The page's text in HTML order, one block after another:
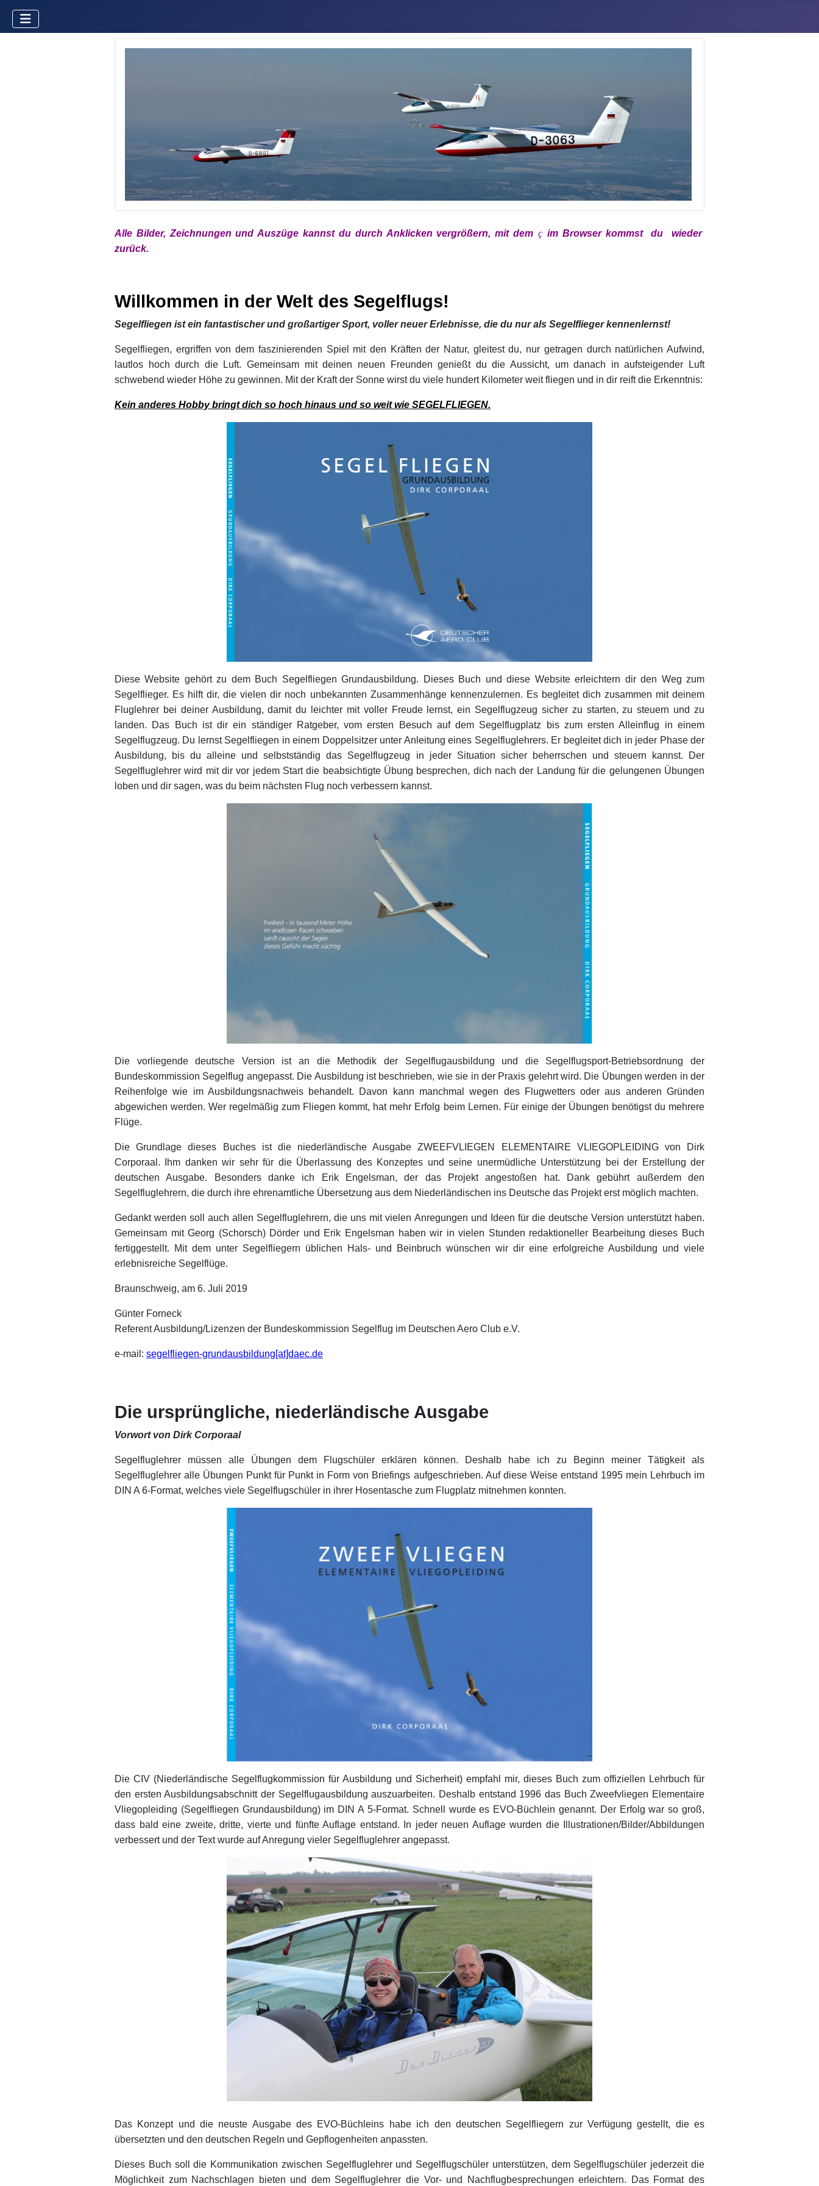
Alle Bilder, Zeichnungen und Auszüge kannst du durch Anklicken vergrößern, mit dem xç xim Browser kommst du wieder
zurück.
Willkommen in der Welt des Segelflugs!
Segelfliegen ist ein fantastischer und großartiger Sport, voller neuer Erlebnisse, die du nur als Segelflieger kennenlernst!
Segelfliegen, ergriffen von dem faszinierenden Spiel mit den Kräften der Natur, gleitest du, nur getragen durch natürlichen Aufwind,
lautlos hoch durch die Luft. Gemeinsam mit deinen neuen Freunden genießt du die Aussicht, um danach in aufsteigender Luft
schwebend wieder Höhe zu gewinnen. Mit der Kraft der Sonne wirst du viele hundert Kilometer weit fliegen und in dir reift die Erkenntnis:
Kein anderes Hobby bringt dich so hoch hinaus und so weit wie SEGELFLIEGEN.
Diese Website gehört zu dem Buch Segelfliegen Grundausbildung. Dieses Buch und diese Website erleichtern dir den Weg zum
Segelflieger. Es hilft dir, die vielen dir noch unbekannten Zusammenhänge kennenzulernen. Es begleitet dich zusammen mit deinem
Fluglehrer bei deiner Ausbildung, damit du leichter mit voller Freude lernst, ein Segelflugzeug sicher zu starten, zu steuern und zu
landen. Das Buch ist dir ein ständiger Ratgeber, vom ersten Besuch auf dem Segelflugplatz bis zum ersten Alleinflug in einem
Segelflugzeug. Du lernst Segelfliegen in einem Doppelsitzer unter Anleitung eines Segelfluglehrers. Er begleitet dich in jeder Phase der
Ausbildung, bis du alleine und selbstständig das Segelflugzeug in jeder Situation sicher beherrschen und steuern kannst. Der
Segelfluglehrer wird mit dir vor jedem Start die beabsichtigte Übung besprechen, dich nach der Landung für die gelungenen Übungen
loben und dir sagen, was du beim nächsten Flug noch verbessern kannst.
Die vorliegende deutsche Version ist an die Methodik der Segelflugausbildung und die Segelflugsport-Betriebsordnung der
Bundeskommission Segelflug angepasst. Die Ausbildung ist beschrieben, wie sie in der Praxis gelehrt wird. Die Übungen werden in der
Reihenfolge wie im Ausbildungsnachweis behandelt. Davon kann manchmal wegen des Flugwetters oder aus anderen Gründen
abgewichen werden. Wer regelmäßig zum Fliegen kommt, hat mehr Erfolg beim Lernen. Für einige der Übungen benötigst du mehrere
Flüge.
Die Grundlage dieses Buches ist die niederländische Ausgabe ZWEEFVLIEGEN ELEMENTAIRE VLIEGOPLEIDING von Dirk
Corporaal. Ihm danken wir sehr für die Überlassung des Konzeptes und seine unermüdliche Unterstützung bei der Erstellung der
deutschen Ausgabe. Besonders danke ich Erik Engelsman, der das Projekt angestoßen hat. Dank gebührt außerdem den
Segelfluglehrern, die durch ihre ehrenamtliche Übersetzung aus dem Niederländischen ins Deutsche das Projekt erst möglich machten.
Gedankt werden soll auch allen Segelfluglehrern, die uns mit vielen Anregungen und Ideen für die deutsche Version unterstützt haben.
Gemeinsam mit Georg (Schorsch) Dörder und Erik Engelsman haben wir in vielen Stunden redaktioneller Bearbeitung dieses Buch
fertiggestellt. Mit dem unter Segelfliegern üblichen Hals- und Beinbruch wünschen wir dir eine erfolgreiche Ausbildung und viele
erlebnisreiche Segelflüge.
Braunschweig, am 6. Juli 2019
Günter Forneck
Referent Ausbildung/Lizenzen der Bundeskommission Segelflug im Deutschen Aero Club e.V.
e-mail: segelfliegen-grundausbildung[at]daec.de
Die ursprüngliche, niederländische Ausgabe
Vorwort von Dirk Corporaal
Segelfluglehrer müssen alle Übungen dem Flugschüler erklären können. Deshalb habe ich zu Beginn meiner Tätigkeit als
Segelfluglehrer alle Übungen Punkt für Punkt in Form von Briefings aufgeschrieben. Auf diese Weise entstand 1995 mein Lehrbuch im
DIN A 6-Format, welches viele Segelflugschüler in ihrer Hosentasche zum Flugplatz mitnehmen konnten.
Die CIV (Niederländische Segelflugkommission für Ausbildung und Sicherheit) empfahl mir, dieses Buch zum offiziellen Lehrbuch für
den ersten Ausbildungsabschnitt der Segelflugausbildung auszuarbeiten. Deshalb entstand 1996 das Buch Zweefvliegen Elementaire
Vliegopleiding (Segelfliegen Grundausbildung) im DIN A 5-Format. Schnell wurde es EVO-Büchlein genannt. Der Erfolg war so groß,
dass bald eine zweite, dritte, vierte und fünfte Auflage entstand. In jeder neuen Auflage wurden die Illustrationen/Bilder/Abbildungen
verbessert und der Text wurde auf Anregung vieler Segelfluglehrer angepasst.
Das Konzept und die neuste Ausgabe des EVO-Büchleins habe ich den deutschen Segelfliegern zur Verfügung gestellt, die es
übersetzten und den deutschen Regeln und Gepflogenheiten anpassten.
Dieses Buch soll die Kommunikation zwischen Segelfluglehrer und Segelflugschüler unterstützen, dem Segelflugschüler jederzeit die
Möglichkeit zum Nachschlagen bieten und dem Segelfluglehrer die Vor- und Nachflugbesprechungen erleichtern. Das Format des